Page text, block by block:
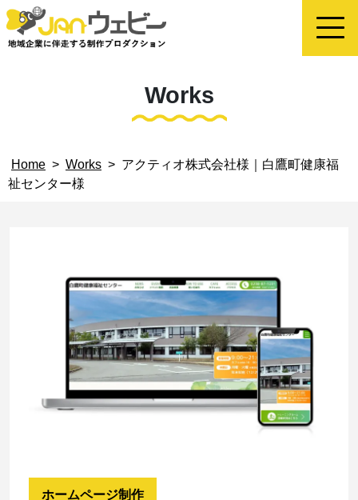
Works
Home > Works > アクティオ株式会社様｜白鷹町健康福
祉センター様
ホームページ制作